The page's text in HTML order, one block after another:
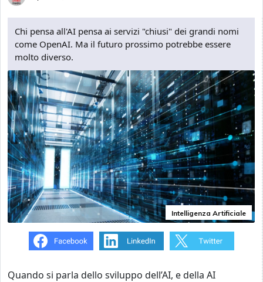
Chi pensa all'AI pensa ai servizi "chiusi" dei grandi nomi
come OpenAI. Ma il futuro prossimo potrebbe essere
molto diverso.
Intelligenza Artificiale
Quando si parla dello sviluppo dell’AI, e della AI